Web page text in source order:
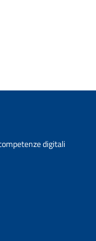
digitali